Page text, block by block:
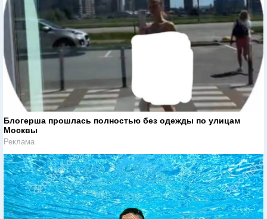
Блогерша прошлась полностью без одежды по улицам
Москвы
Реклама